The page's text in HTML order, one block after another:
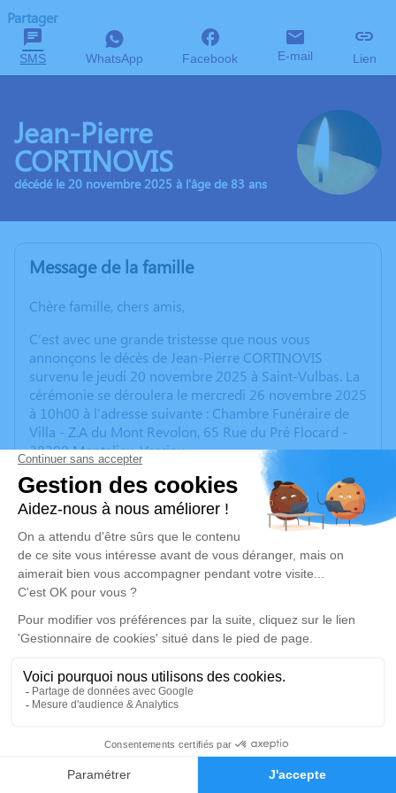
Faire-part Hommages
Partager
SMS WhatsApp Facebook E-mail Lien
Jean-Pierre
CORTINOVIS
décédé le 20 novembre 2025 à l'âge de 83 ans
Message de la famille
Chère famille, chers amis,
C’est avec une grande tristesse que nous vous
annonçons le décès de Jean-Pierre CORTINOVIS
survenu le jeudi 20 novembre 2025 à Saint-Vulbas. La
cérémonie se déroulera le mercredi 26 novembre 2025
à 10h00 à l’adresse suivante : Chambre Funéraire de
Villa - Z.A du Mont Revolon, 65 Rue du Pré Flocard -
38390 Montalieu-Vercieu.
Nous vous invitons à utiliser cet espace pour laisser
vos condoléances, partager des photos souvenirs, une
anecdote ou exprimer vos pensées à travers des
poèmes ou des textes. Cet endroit est un lieu
d'expression dédié à honorer la mémoire de Jean
CORTINOVIS.
Un service de plantation d’arbre hommage est
disponible ici
Je rends hommage
Cérémonie civile
mercredi 26 novembre 2025 à 10h00
Chambre Funéraire de Villa de Montalieu-Vercieu